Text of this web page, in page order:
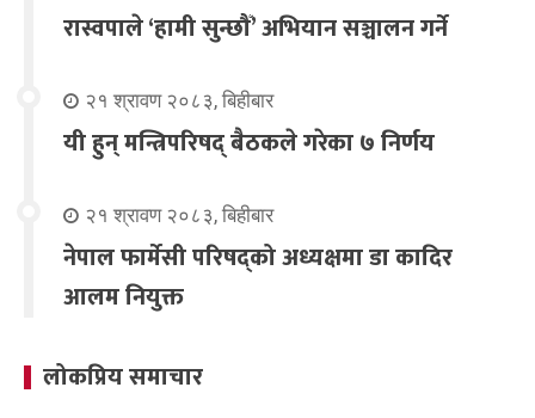
रास्वपाले ‘हामी सुन्छौँ’ अभियान सञ्चालन गर्ने
२१ श्रावण २०८३, बिहीबार
यी हुन् मन्त्रिपरिषद् बैठकले गरेका ७ निर्णय
२१ श्रावण २०८३, बिहीबार
नेपाल फार्मेसी परिषद्को अध्यक्षमा डा कादिर
आलम नियुक्त
लोकप्रिय समाचार